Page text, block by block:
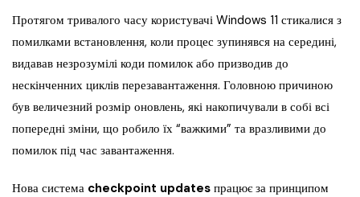
Протягом тривалого часу користувачі Windows 11 стикалися з
помилками встановлення, коли процес зупинявся на середині,
видавав незрозумілі коди помилок або призводив до
нескінченних циклів перезавантаження. Головною причиною
був величезний розмір оновлень, які накопичували в собі всі
попередні зміни, що робило їх “важкими” та вразливими до
помилок під час завантаження.
Нова система checkpoint updates працює за принципом